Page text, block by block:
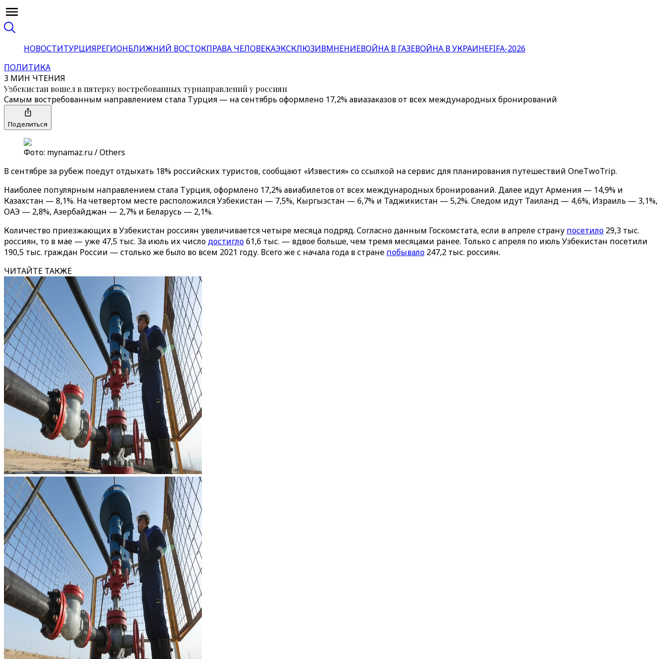
НОВОСТИТУРЦИЯРЕГИОНБЛИЖНИЙ ВОСТОКПРАВА ЧЕЛОВЕКАЭКСКЛЮЗИВМНЕНИЕВОЙНА В ГАЗЕВОЙНА В УКРАИНЕFIFA-2026
ПОЛИТИКА
3 МИН ЧТЕНИЯ
Узбекистан вошел в пятерку востребованных турнаправлений у россиян
Самым востребованным направлением стала Турция — на сентябрь оформлено 17,2% авиазаказов от всех международных бронирований
Поделиться
Фото: mynamaz.ru / Others
В сентябре за рубеж поедут отдыхать 18% российских туристов, сообщают «Известия» со ссылкой на сервис для планирования путешествий OneTwoTrip.
Наиболее популярным направлением стала Турция, оформлено 17,2% авиабилетов от всех международных бронирований. Далее идут Армения — 14,9% и
Казахстан — 8,1%. На четвертом месте расположился Узбекистан — 7,5%, Кыргызстан — 6,7% и Таджикистан — 5,2%. Следом идут Таиланд — 4,6%, Израиль — 3,1%,
ОАЭ — 2,8%, Азербайджан — 2,7% и Беларусь — 2,1%.
Количество приезжающих в Узбекистан россиян увеличивается четыре месяца подряд. Согласно данным Госкомстата, если в апреле страну посетило 29,3 тыс.
россиян, то в мае — уже 47,5 тыс. За июль их числодостигло61,6 тыс. — вдвое больше, чем тремя месяцами ранее. Только с апреля по июль Узбекистан посетили
190,5 тыс. граждан России — столько же было во всем 2021 году. Всего же с начала года в стране побывало 247,2 тыс. россиян.
ЧИТАЙТЕ ТАКЖЕ